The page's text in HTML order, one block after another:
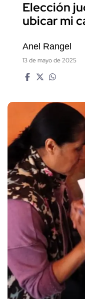
Elección
ubicar mi
Anel Rangel
13 de mayo de 2025